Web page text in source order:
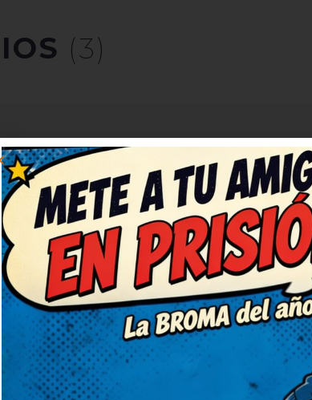
(3)
9:24
RESPONDER
carcajadas. Necesitaba una risa así,
da gusto, humor sano y con mucha
favor! Me alegran el día.